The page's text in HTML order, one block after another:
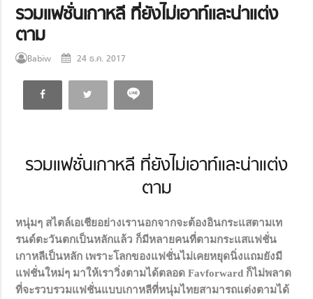
รวมแฟชั่นเกาหลี ที่ยังไม่เอาท์และน่าแต่ง
ตาม
Babiw 24 ธ.ค. 2017
รวมแฟชั่นเกาหลี ที่ยังไม่เอาท์และน่าแต่ง
ตาม
หนุ่มๆ สไตล์เอเชียอย่างเรานอกจากจะต้องอินกระแสตามเท
รนด์ตะวันตกเป็นหลักแล้ว ก็มีหลายคนที่ตามกระแสแฟชั่น
เกาหลีเป็นหลัก เพราะโลกของแฟชั่นไม่เคยหยุดนิ่งแถมยังมี
แฟชั่นใหม่ๆ มาให้เราวิ่งตามได้ตลอด Favforward ก็ไม่พลาด
ที่จะรวบรวมแฟชั่นแบบเกาหลีที่หนุ่มไทยสามารถแต่งตามได้